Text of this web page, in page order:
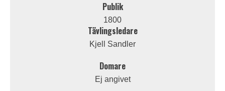
Publik
1800
Tävlingsledare
Kjell Sandler
Domare
Ej angivet